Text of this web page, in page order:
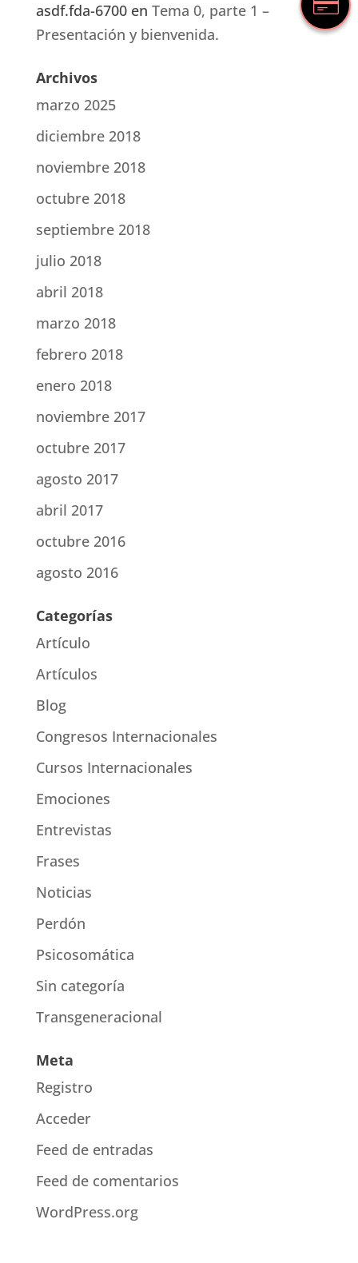
asdf.fda-6700en Tema 0, parte 1 –
Presentación y bienvenida.
Archivos
marzo 2025
diciembre 2018
noviembre 2018
octubre 2018
septiembre 2018
julio 2018
abril 2018
marzo 2018
febrero 2018
enero 2018
noviembre 2017
octubre 2017
agosto 2017
abril 2017
octubre 2016
agosto 2016
Categorías
Artículo
Artículos
Blog
Congresos Internacionales
Cursos Internacionales
Emociones
Entrevistas
Frases
Noticias
Perdón
Psicosomática
Sin categoría
Transgeneracional
Meta
Registro
Acceder
Feed de entradas
Feed de comentarios
WordPress.org